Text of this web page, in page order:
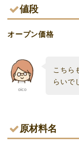
値段
オープン価格
oico
こちら
らいで
原材料名